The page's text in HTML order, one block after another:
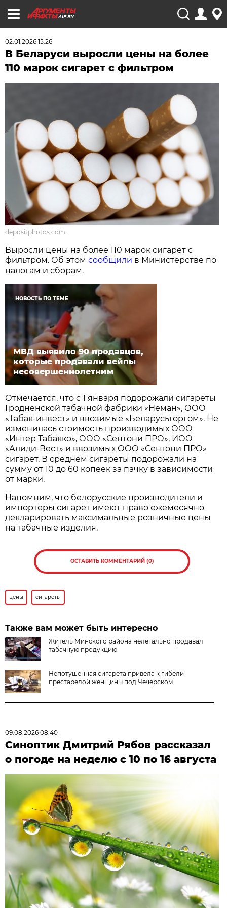
AIF.BY
02.01.2026 15:26
В Беларуси выросли цены на более
110 марок сигарет с фильтром
depositphotos.com
Выросли цены на более 110 марок сигарет с
фильтром. Об этомсообщили в Министерстве по
налогам и сборам.
НОВОСТЬ ПО ТЕМЕ
МВД выявило 90 продавцов,
которые продавали вейпы
несовершеннолетним
Отмечается, что с 1 января подорожали сигареты
Гродненской табачной фабрики «Неман», ООО
«Табак-инвест» и ввозимые «Беларусьторгом». Не
изменилась стоимость производимых ООО
«Интер Табакко», ООО «Сентони ПРО», ИОО
«Алиди-Вест» и ввозимых ООО «Сентони ПРО»
сигарет. В среднем сигареты подорожали на
сумму от 10 до 60 копеек за пачку в зависимости
от марки.
Напомним, что белорусские производители и
импортеры сигарет имеют право ежемесячно
декларировать максимальные розничные цены
на табачные изделия.
ОСТАВИТЬ КОММЕНТАРИЙ (0)
цены сигареты
Также вам может быть интересно
Житель Минского района нелегально продавал
табачную продукцию
Непотушенная сигарета привела к гибели
престарелой женщины под Чечерском
09.08.2026 08:40
Синоптик Дмитрий Рябов рассказал
о погоде на неделю с 10 по 16 августа